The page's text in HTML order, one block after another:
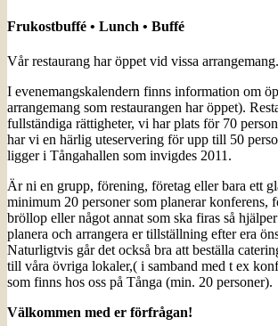
Frukostbuffé • Lunch • Buffé
Vår restaurang har öppet vid vissa arrangemang.
I evenemangskalendern finns information om
arrangemang som restaurangen har öppet).
fullständiga rättigheter, vi har plats för 70
har vi en härlig uteservering för upp till 50
ligger i Tångahallen som invigdes 2011.
Är ni en grupp, förening, företag eller bara ett
minimum 20 personer som planerar konferens,
bröllop eller något annat som ska firas så
planera och arrangera er tillställning efter era
Naturligtvis går det också bra att beställa
till våra övriga lokaler,( i samband med t ex
som finns hos oss på Tånga (min. 20 personer).
Välkommen med er förfrågan!